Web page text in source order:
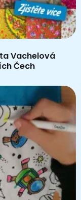
Vachelová
Čech